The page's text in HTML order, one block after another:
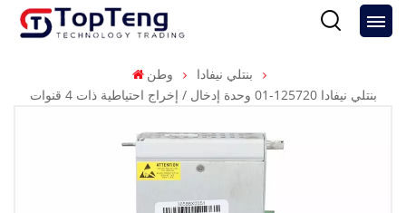
وطن
بنتلي نيفادا
بنتلي نيفادا 125720-01 وحدة إدخال / إخراج احتياطية ذات 4 قنوات